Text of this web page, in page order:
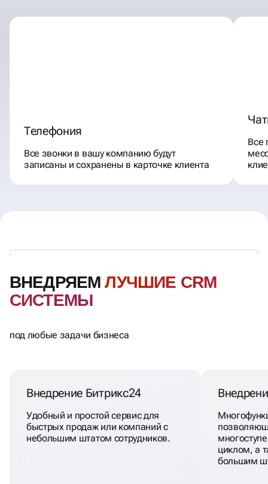
Телефония
Все звонки в вашу компанию будут
записаны и сохранены в карточке клиента
Все
ВНЕДРЯЕМЛУЧШИЕ CRM
СИСТЕМЫ
под любые задачи бизнеса
Внедрение Битрикс24
Удобный и простой сервис для
быстрых продаж или компаний с
небольшим штатом сотрудников.
циклом, а
большим